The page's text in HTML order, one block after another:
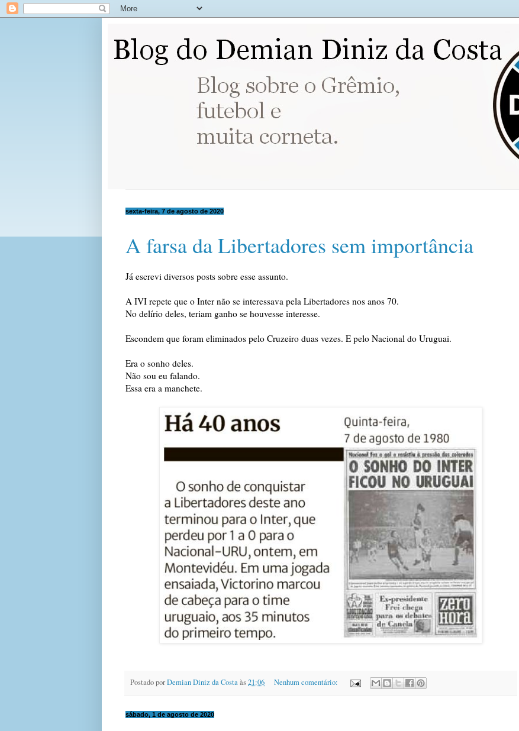
sexta-feira, 7 de agosto de 2020
A farsa da Libertadores sem importância
Já escrevi diversos posts sobre esse assunto.
A IVI repete que o Inter não se interessava pela Libertadores nos anos 70.
No delírio deles, teriam ganho se houvesse interesse.
Escondem que foram eliminados pelo Cruzeiro duas vezes. E pelo Nacional do Uruguai.
Era o sonho deles.
Não sou eu falando.
Essa era a manchete.
Postado porDemian Diniz da Costaàs21:06 Nenhum comentário:
sábado, 1 de agosto de 2020